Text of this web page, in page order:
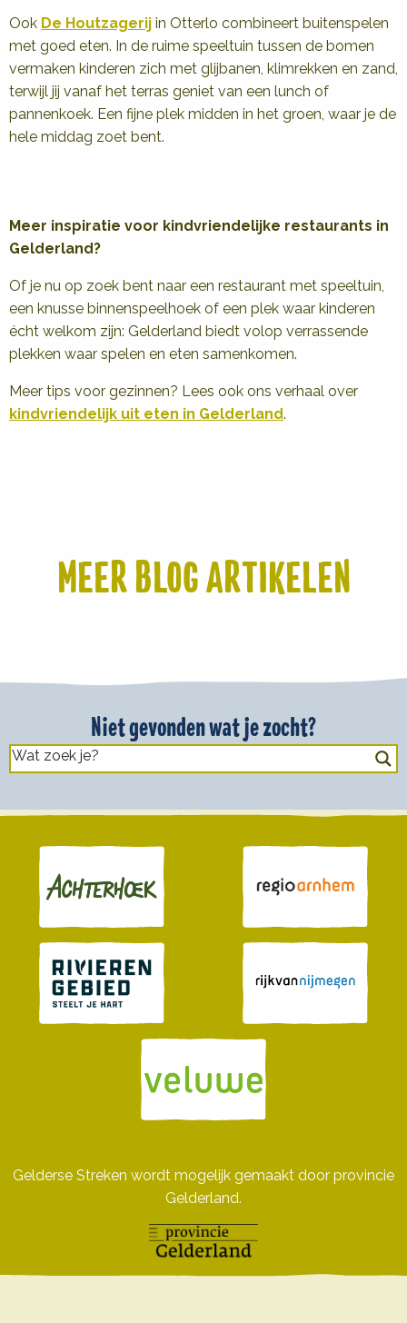
Ook De Houtzagerij in Otterlo combineert buitenspelen
met goed eten. In de ruime speeltuin tussen de bomen
vermaken kinderen zich met glijbanen, klimrekken en zand,
terwijl jij vanaf het terras geniet van een lunch of
pannenkoek. Een fijne plek midden in het groen, waar je de
hele middag zoet bent.
Meer inspiratie voor kindvriendelijke restaurants in
Gelderland?
Of je nu op zoek bent naar een restaurant met speeltuin,
een knusse binnenspeelhoek of een plek waar kinderen
écht welkom zijn: Gelderland biedt volop verrassende
plekken waar spelen en eten samenkomen.
Meer tips voor gezinnen? Lees ook ons verhaal over
kindvriendelijk uit eten in Gelderland.
MEER BLOG ARTIKELEN
Niet gevonden wat je zocht?
Gelderse Streken wordt mogelijk gemaakt door provincie
Gelderland.